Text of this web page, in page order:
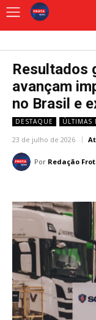
Resultados
avançam
no Brasil e
DESTAQUE ÚLTIMAS
23 de julho de 2026
Por Redação